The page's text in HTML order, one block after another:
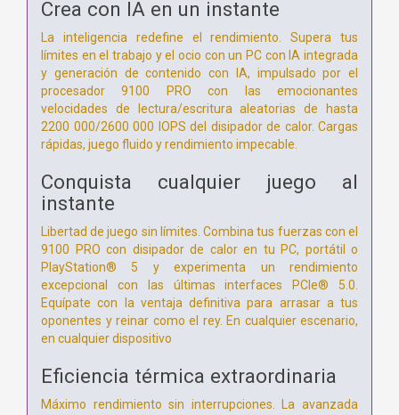
Crea con IA en un instante
La inteligencia redefine el rendimiento. Supera tus
límites en el trabajo y el ocio con un PC con IA integrada
y generación de contenido con IA, impulsado por el
procesador 9100 PRO con las emocionantes
velocidades de lectura/escritura aleatorias de hasta
2200 000/2600 000 IOPS del disipador de calor. Cargas
rápidas, juego fluido y rendimiento impecable.
Conquista cualquier juego al
instante
Libertad de juego sin límites. Combina tus fuerzas con el
9100 PRO con disipador de calor en tu PC, portátil o
PlayStation® 5 y experimenta un rendimiento
excepcional con las últimas interfaces PCIe® 5.0.
Equípate con la ventaja definitiva para arrasar a tus
oponentes y reinar como el rey. En cualquier escenario,
en cualquier dispositivo
Eficiencia térmica extraordinaria
Máximo rendimiento sin interrupciones. La avanzada